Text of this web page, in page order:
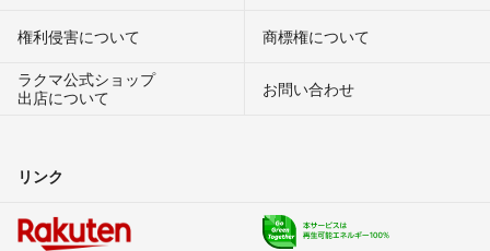
権利侵害について
商標権について
ラクマ公式ショップ
出店について
お問い合わせ
リンク